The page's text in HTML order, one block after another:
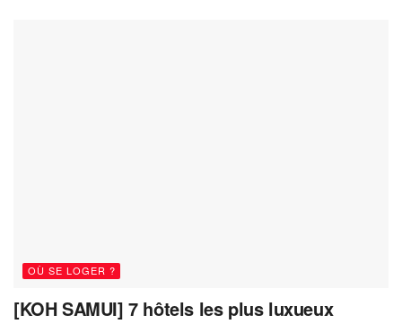
OÙ SE LOGER ?
[KOH SAMUI] 7 hôtels les plus luxueux